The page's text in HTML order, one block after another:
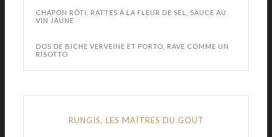
CHAPON RÔTI, RATTES À LA FLEUR DE SEL, SAUCE AU
VIN JAUNE
DOS DE BICHE VERVEINE ET PORTO, RAVE COMME UN
RISOTTO
RUNGIS, LES MAÎTRES DU GOUT